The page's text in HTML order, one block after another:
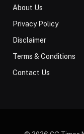
About Us
Privacy Policy
Disclaimer
Terms & Conditions
Contact Us